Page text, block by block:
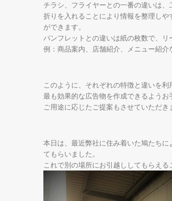
チラシ、フライヤーとの一番の違いは
折りを入れることにより情報を整理し
ができます。
パンフレットとの違いは紙の枚数で、
例：商品案内、店舗紹介、メニュー紹介
このように、それぞれの特徴と違いを利
最も効果的な広告物を作成できるようお
ご用途に応じたご提案もさせていただき
本日は、最近弊社に住み着いた鳩たち
てもらいました。
これで別の場所にお引越ししてもらえる